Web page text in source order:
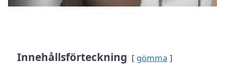
Innehållsförteckning gömma